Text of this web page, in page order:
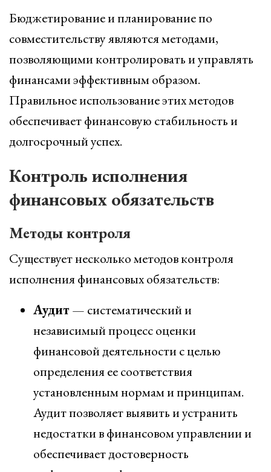
Бюджетирование и планирование по
совместительству являются методами,
позволяющими контролировать и управлять
финансами эффективным образом.
Правильное использование этих методов
обеспечивает финансовую стабильность и
долгосрочный успех.
Контроль исполнения
финансовых обязательств
Методы контроля
Существует несколько методов контроля
исполнения финансовых обязательств:
Аудит — систематический и
независимый процесс оценки
финансовой деятельности с целью
определения ее соответствия
установленным нормам и принципам.
Аудит позволяет выявить и устранить
недостатки в финансовом управлении и
обеспечивает достоверность